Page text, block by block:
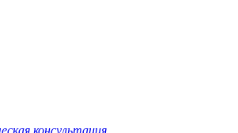
консультация